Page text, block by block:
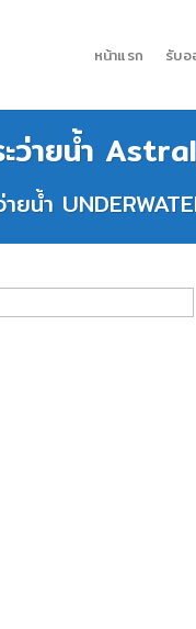
หน้าแรก รับอ
ว่ายน้ำ
ยน้ำ